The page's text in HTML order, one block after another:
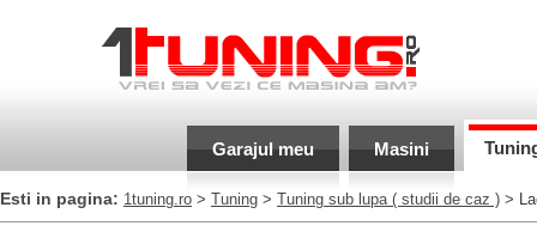
Garajul meu Masini
Esti in pagina: 1tuning.ro > Tuning > Tuning sub lupa ( studii de caz ) >